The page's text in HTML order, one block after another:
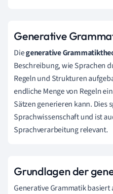
Generative
Diegenerative
Beschreibung, wie Sprachen
Regeln und Strukturen
endliche Menge von Regeln
Sätzen generieren kann. Dies
Sprachwissenschaft und ist
Sprachverarbeitung relevant.
Grundlagen der
Generative Grammatik